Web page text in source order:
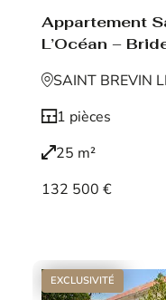
Appartement
L’Océan –
SAINT BREVIN
1 pièces
25 m²
132 500 €
EXCLUSIVITÉ